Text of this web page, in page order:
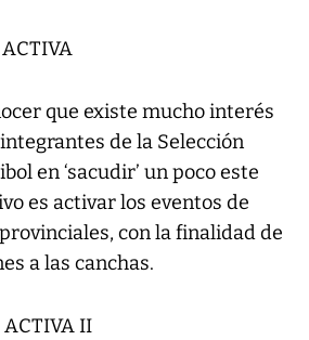
que existe mucho interés
de la Selección
en ‘sacudir’ un poco este
es activar los eventos de
con la finalidad de
a las canchas.
ACTIVA II